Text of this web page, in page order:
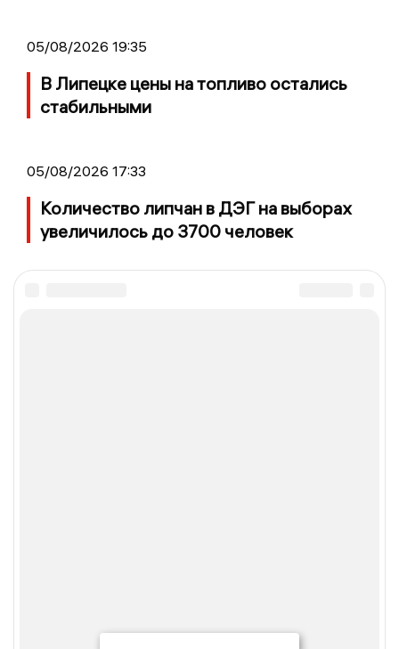
05/08/2026 19:35
В Липецке цены на топливо остались
стабильными
05/08/2026 17:33
Количество липчан в ДЭГ на выборах
увеличилось до 3700 человек